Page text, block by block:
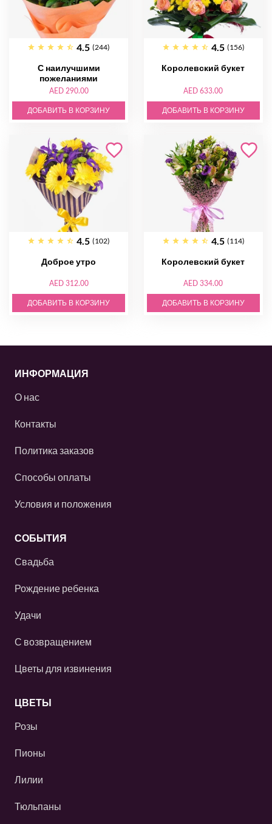
4.5 (244)
С наилучшими
пожеланиями
AED 290.00
ДОБАВИТЬ В КОРЗИНУ
4.5 (156)
Королевский букет
AED 633.00
ДОБАВИТЬ В КОРЗИНУ
4.5 (102)
Доброе утро
AED 312.00
ДОБАВИТЬ В КОРЗИНУ
4.5 (114)
Королевский букет
AED 334.00
ДОБАВИТЬ В КОРЗИНУ
ИНФОРМАЦИЯ
О нас
Контакты
Политика заказов
Способы оплаты
Условия и положения
СОБЫТИЯ
Свадьба
Рождение ребенка
Удачи
С возвращением
Цветы для извинения
ЦВЕТЫ
Розы
Пионы
Лилии
Тюльпаны